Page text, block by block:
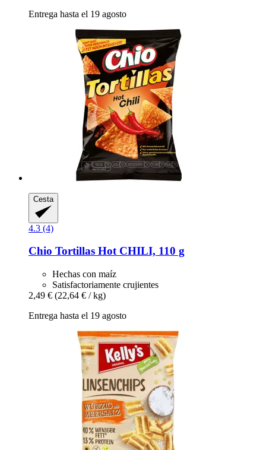
Entrega hasta el 19 agosto
Cesta
4.3 (4)
Chio Tortillas Hot CHILI, 110 g
Hechas con maíz
Satisfactoriamente crujientes
2,49 € (22,64 € / kg)
Entrega hasta el 19 agosto